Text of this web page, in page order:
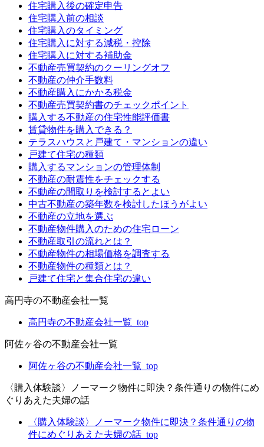
住宅購入後の確定申告
住宅購入前の相談
住宅購入のタイミング
住宅購入に対する減税・控除
住宅購入に対する補助金
不動産売買契約のクーリングオフ
不動産の仲介手数料
不動産購入にかかる税金
不動産売買契約書のチェックポイント
購入する不動産の住宅性能評価書
賃貸物件を購入できる？
テラスハウスと戸建て・マンションの違い
戸建て住宅の種類
購入するマンションの管理体制
不動産の耐震性をチェックする
不動産の間取りを検討するとよい
中古不動産の築年数を検討したほうがよい
不動産の立地を選ぶ
不動産物件購入のための住宅ローン
不動産取引の流れとは？
不動産物件の相場価格を調査する
不動産物件の種類とは？
戸建て住宅と集合住宅の違い
高円寺の不動産会社一覧
高円寺の不動産会社一覧_top
阿佐ヶ谷の不動産会社一覧
阿佐ヶ谷の不動産会社一覧_top
〈購入体験談〉ノーマーク物件に即決？条件通りの物件にめ
ぐりあえた夫婦の話
〈購入体験談〉ノーマーク物件に即決？条件通りの物
件にめぐりあえた夫婦の話_top